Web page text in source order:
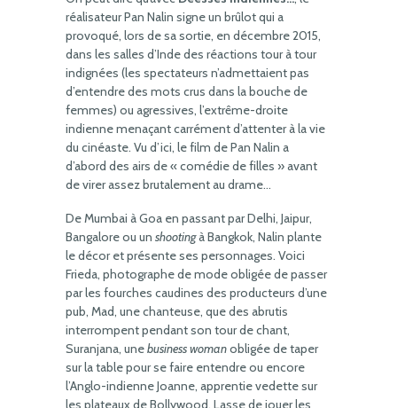
réalisateur Pan Nalin signe un brûlot qui a
provoqué, lors de sa sortie, en décembre 2015,
dans les salles d’Inde des réactions tour à tour
indignées (les spectateurs n’admettaient pas
d’entendre des mots crus dans la bouche de
femmes) ou agressives, l’extrême-droite
indienne menaçant carrément d’attenter à la vie
du cinéaste. Vu d’ici, le film de Pan Nalin a
d’abord des airs de « comédie de filles » avant
de virer assez brutalement au drame…
De Mumbai à Goa en passant par Delhi, Jaipur,
Bangalore ou un shootingà Bangkok, Nalin plante
le décor et présente ses personnages. Voici
Frieda, photographe de mode obligée de passer
par les fourches caudines des producteurs d’une
pub, Mad, une chanteuse, que des abrutis
interrompent pendant son tour de chant,
Suranjana, unebusiness womanobligée de taper
sur la table pour se faire entendre ou encore
l’Anglo-indienne Joanne, apprentie vedette sur
les plateaux de Bollywood. Lasse de jouer les